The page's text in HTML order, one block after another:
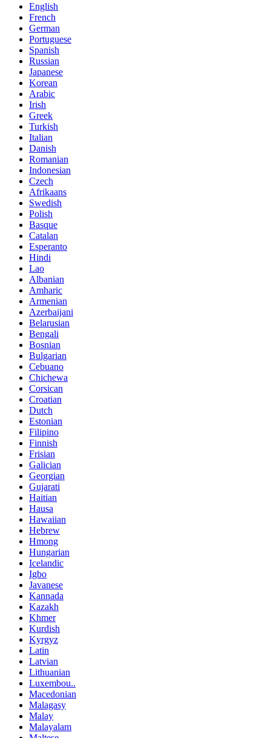
English
French
German
Portuguese
Spanish
Russian
Japanese
Korean
Arabic
Irish
Greek
Turkish
Italian
Danish
Romanian
Indonesian
Czech
Afrikaans
Swedish
Polish
Basque
Catalan
Esperanto
Hindi
Lao
Albanian
Amharic
Armenian
Azerbaijani
Belarusian
Bengali
Bosnian
Bulgarian
Cebuano
Chichewa
Corsican
Croatian
Dutch
Estonian
Filipino
Finnish
Frisian
Galician
Georgian
Gujarati
Haitian
Hausa
Hawaiian
Hebrew
Hmong
Hungarian
Icelandic
Igbo
Javanese
Kannada
Kazakh
Khmer
Kurdish
Kyrgyz
Latin
Latvian
Lithuanian
Luxembou..
Macedonian
Malagasy
Malay
Malayalam